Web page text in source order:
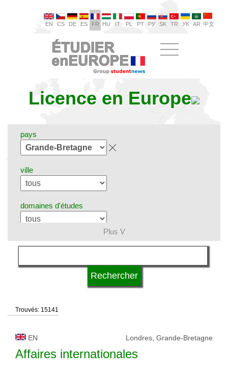
EN CS DE ES FR HU IT PL PT РУ SK TR УК AR 中文
Licence en Europe
pays
ville
domaines d'études
langue
qualification
type d'université
Plus V
Trouvés: 15141
EN Londres, Grande-Bretagne
Affaires internationales